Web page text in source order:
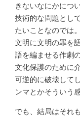
きないなにかにつ
技術的な問題とし
たいことなのでは。
文明に文明の罪を
語を編ませる作劇
文化保護のために
可逆的に破壊して
ンマとかそういう
でも、結局はそれ